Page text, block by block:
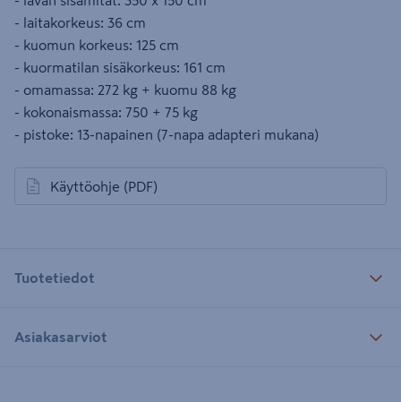
- laitakorkeus: 36 cm
- kuomun korkeus: 125 cm
- kuormatilan sisäkorkeus: 161 cm
- omamassa: 272 kg + kuomu 88 kg
- kokonaismassa: 750 + 75 kg
- pistoke: 13-napainen (7-napa adapteri mukana)
Käyttöohje (PDF)
avautuu uuteen välilehteen
Tuotetiedot
Asiakasarviot